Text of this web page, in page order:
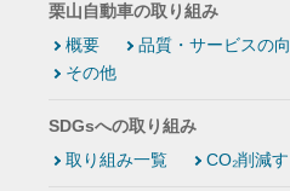
栗山自動車の取り組み
概要
品質・サービスの
その他
SDGsへの取り組み
取り組み一覧
CO₂削減